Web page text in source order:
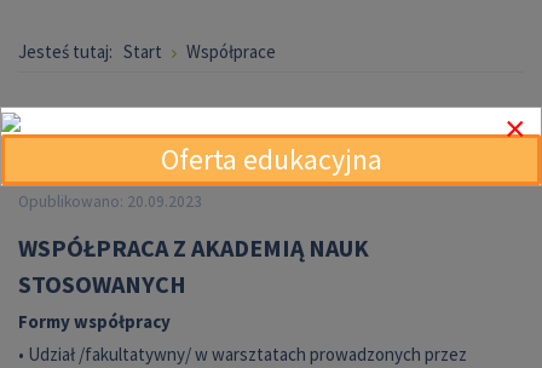
Jesteś tutaj: Start Współprace
Współprace
Opublikowano: 20.09.2023
WSPÓŁPRACA Z AKADEMIĄ NAUK
STOSOWANYCH
Formy współpracy
• Udział /fakultatywny/ w warsztatach prowadzonych przez
×
Oferta edukacyjna